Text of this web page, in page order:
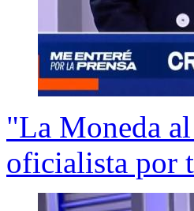
"La Moneda
oficialista por